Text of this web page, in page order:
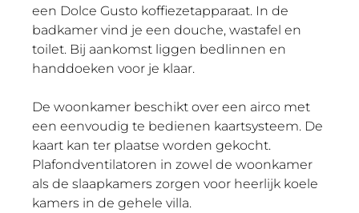
een Dolce Gusto koffiezetapparaat. In de
badkamer vind je een douche, wastafel en
toilet. Bij aankomst liggen bedlinnen en
handdoeken voor je klaar.
De woonkamer beschikt over een airco met
een eenvoudig te bedienen kaartsysteem. De
kaart kan ter plaatse worden gekocht.
Plafondventilatoren in zowel de woonkamer
als de slaapkamers zorgen voor heerlijk koele
kamers in de gehele villa.